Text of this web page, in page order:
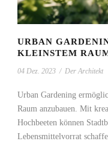
URBAN
KLEINSTEM
04 Dez. 2023 / Der Architekt
Urban Gardening
Raum anzubauen. Mit
Hochbeeten können
Lebensmittelvorrat